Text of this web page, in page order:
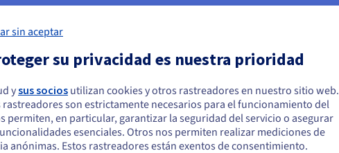
No
que está ubicado en Estados Unidos
hacer un pedido desde Estados Unidos, deberá buscar el sitio web
y crear una cuenta.
sin aceptar
su privacidad es nuestra prioridad
ysus socios utilizan cookies y otros rastreadores en nuestro sitio web.
rastreadores son estrictamente necesarios para el funcionamiento del
permiten, en particular, garantizar la seguridad del servicio o asegurar
esenciales. Otros nos permiten realizar mediciones de
anónimas. Estos rastreadores están exentos de consentimiento.